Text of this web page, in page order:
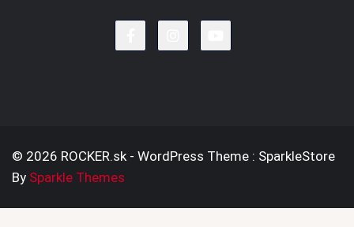
© 2026 ROCKER.sk - WordPress Theme : SparkleStore
By Sparkle Themes